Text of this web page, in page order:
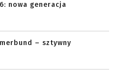
nowa generacja
– sztywny